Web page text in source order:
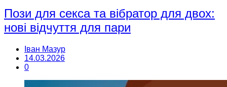
Пози для секса та вібратор для двох:
нові відчуття для пари
Іван Мазур
14.03.2026
0